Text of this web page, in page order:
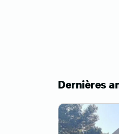
Dernières